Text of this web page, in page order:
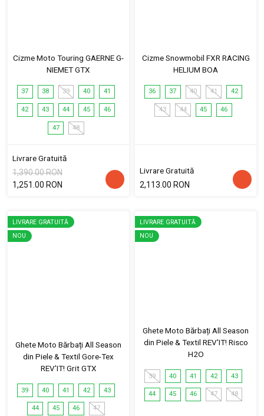
Cizme Moto Touring GAERNE G-
NIEMET GTX
37 38 39 40 41
42 43 44 45 46
47 48
Livrare Gratuită
1,390.00 RON
1,251.00 RON
Cizme Snowmobil FXR RACING
HELIUM BOA
36 37 40 41 42
43 44 45 46
Livrare Gratuită
2,113.00 RON
LIVRARE GRATUITĂ
NOU
Ghete Moto Bărbați All Season
din Piele & Textil Gore-Tex
REV'IT! Grit GTX
39 40 41 42 43
44 45 46 47
LIVRARE GRATUITĂ
NOU
Ghete Moto Bărbați All Season
din Piele & Textil REV'IT! Risco
H2O
39 40 41 42 43
44 45 46 47 48